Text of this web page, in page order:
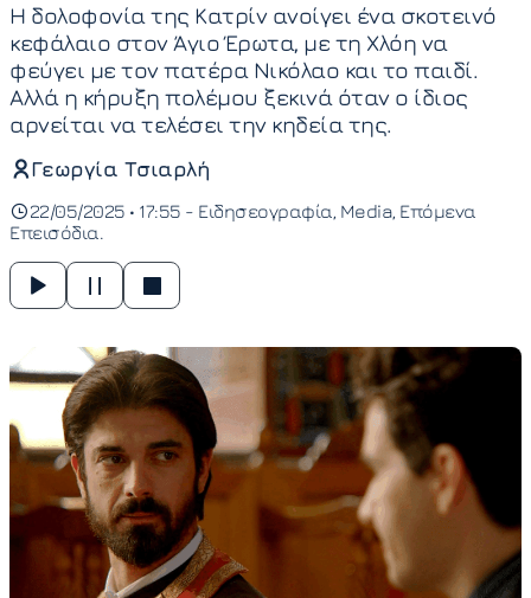
Η δολοφονία της Κατρίν ανοίγει ένα σκοτεινό
κεφάλαιο στον Άγιο Έρωτα, με τη Χλόη να
φεύγει με τον πατέρα Νικόλαο και το παιδί.
Αλλά η κήρυξη πολέμου ξεκινά όταν ο ίδιος
αρνείται να τελέσει την κηδεία της.
Γεωργία Τσιαρλή
22/05/2025 • 17:55 - Ειδησεογραφία Media Επόμενα
Επεισόδια